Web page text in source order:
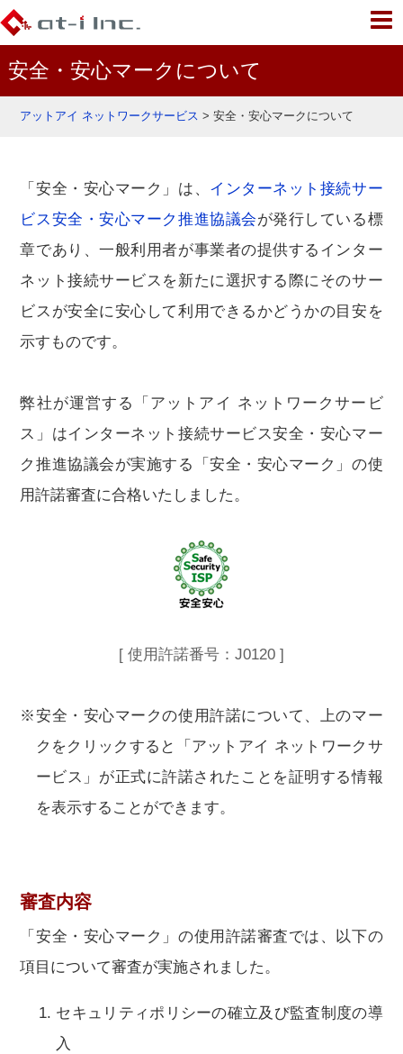
安全・安心マークについて
アットアイ ネットワークサービス >安全・安心マークについて
「安全・安心マーク」は、 インターネット接続サー
ビス安全・安心マーク推進協議会が発行している標
章であり、一般利用者が事業者の提供するインター
ネット接続サービスを新たに選択する際にそのサー
ビスが安全に安心して利用できるかどうかの目安を
示すものです。
弊社が運営する「アットアイ ネットワークサービ
ス」はインターネット接続サービス安全・安心マー
ク推進協議会が実施する「安全・安心マーク」の使
用許諾審査に合格いたしました。
[ 使用許諾番号：J0120 ]
※安全・安心マークの使用許諾について、上のマー
クをクリックすると「アットアイ ネットワークサ
ービス」が正式に許諾されたことを証明する情報
を表示することができます。
審査内容
「安全・安心マーク」の使用許諾審査では、以下の
項目について審査が実施されました。
セキュリティポリシーの確立及び監査制度の導
入